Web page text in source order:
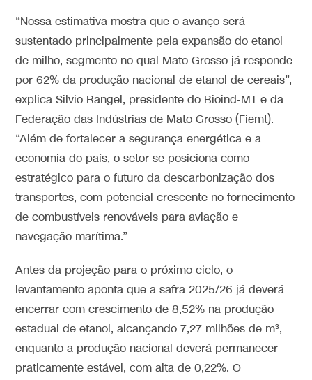
“Nossa estimativa mostra que o avanço será
sustentado principalmente pela expansão do etanol
de milho, segmento no qual Mato Grosso já responde
por 62% da produção nacional de etanol de cereais”,
explica Silvio Rangel, presidente do Bioind-MT e da
Federação das Indústrias de Mato Grosso (Fiemt).
“Além de fortalecer a segurança energética e a
economia do país, o setor se posiciona como
estratégico para o futuro da descarbonização dos
transportes, com potencial crescente no fornecimento
de combustíveis renováveis para aviação e
navegação marítima.”
Antes da projeção para o próximo ciclo, o
levantamento aponta que a safra 2025/26 já deverá
encerrar com crescimento de 8,52% na produção
estadual de etanol, alcançando 7,27 milhões de m³,
enquanto a produção nacional deverá permanecer
praticamente estável, com alta de 0,22%. O